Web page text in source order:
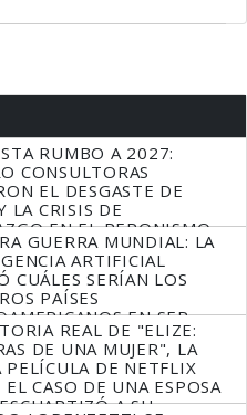
RUMBO A 2027:
CONSULTORAS
EL DESGASTE DE
LA CRISIS DE
EN EL PERONISMO
GUERRA MUNDIAL: LA
ARTIFICIAL
CUÁLES SERÍAN LOS
PAÍSES
EN SER
REAL DE "ELIZE:
DE UNA MUJER", LA
PELÍCULA DE NETFLIX
EL CASO DE UNA ESPOSA
A SU